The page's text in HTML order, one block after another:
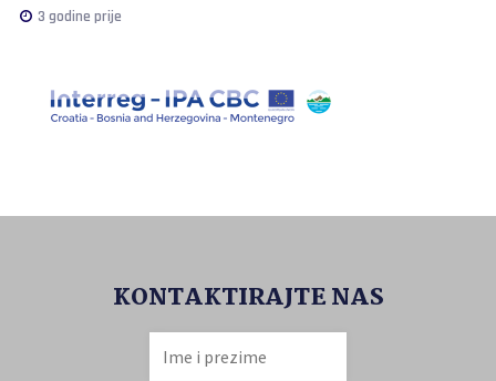
3 godine prije
KONTAKTIRAJTE NAS